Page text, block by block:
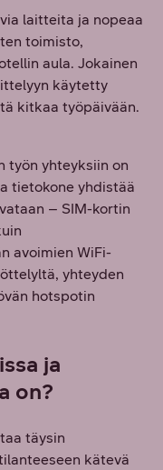
laitteita ja nopeaa
toimisto,
aula. Jokainen
käytetty
kitkaa työpäivään.
työn yhteyksiin on
tietokone yhdistää
– SIM-kortin
avoimien WiFi-
yhteyden
hotspotin
ja
on?
täysin
kätevä